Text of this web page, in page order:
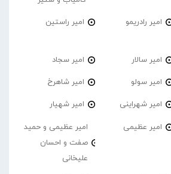
امیر رادریمو امیر راستین
امیر سالار امیر سجاد
امیر سولو امیر شاهرخ
امیر شهراینی امیر شهیار
امیر عظیمی
امیر عظیمی و حمید
صفت و احسان
علیخانی